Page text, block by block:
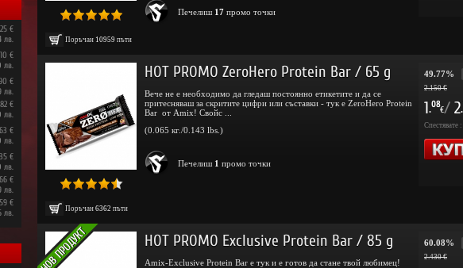
€
лв.
€
лв.
€
лв.
€
лв.
€
лв.
€
лв.
€
лв.
€
лв.
Поръчан 10959 пъти
Печелиш 17 промо точки
Поръчан 6362 пъти
HOT PROMO ZeroHero Protein Bar / 65 g
Вече не е необходимо да гледаш постоянно етикетите и да се
притесняваш за скритите цифри или съставки - тук е ZeroHero Protein
Bar от Amix! Свойс ...
(0.065 кг./0.143 lbs.)
Печелиш 1 промо точки
49.77%
2.150 €
1.08
€/ 2.
Спестявате :
HOT PROMO Exclusive Protein Bar / 85 g
Amix-Exclusive Protein Bar е тук и е готов да стане твой любимец!
60.08%
2.430 €